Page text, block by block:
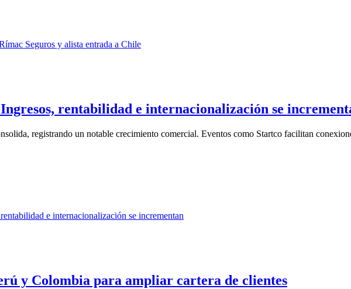
rentabilidad e internacionalización se
registrando un notable crecimiento comercial. Eventos como Startco facilitan
y Colombia para ampliar cartera de clientes